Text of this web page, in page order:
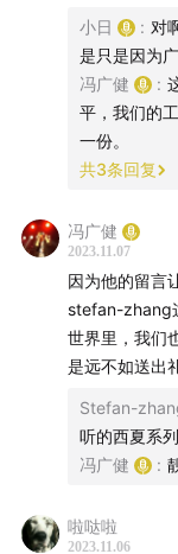
vol.557 维她命
vol.561 维她命
vol.570 维她命
一起跳舞吧 | 跳弗
/ 日谈公园6&7周
日谈公园6&7周
～本次周边分为
🌞日光宝盒：主
常搭配增添一些
🌛月光宝盒：主
小日 : 对
是只是因为
冯广健
:
平，我们的
一份。
共3条回复
冯广健
2023.11.07
因为他的留言
stefan-zhang
世界里，我们
是远不如送出
Stefan-
听的西夏系
冯广健
:
啦哒啦
2023.11.06